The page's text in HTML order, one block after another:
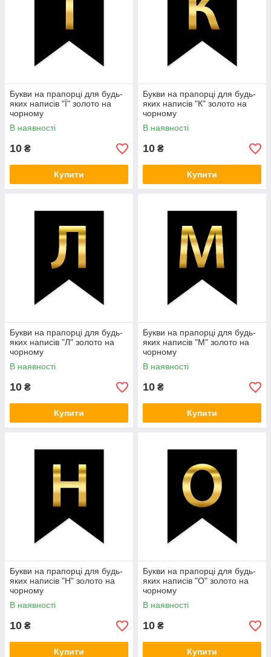
Букви на прапорці для будь-
яких написів "Ї" золото на
чорному
В наявності
10 ₴
Купити
Букви на прапорці для будь-
яких написів "К" золото на
чорному
В наявності
10 ₴
Купити
Букви на прапорці для будь-
яких написів "Л" золото на
чорному
В наявності
10 ₴
Купити
Букви на прапорці для будь-
яких написів "М" золото на
чорному
В наявності
10 ₴
Купити
Букви на прапорці для будь-
яких написів "Н" золото на
чорному
В наявності
10 ₴
Купити
Букви на прапорці для будь-
яких написів "О" золото на
чорному
В наявності
10 ₴
Купити